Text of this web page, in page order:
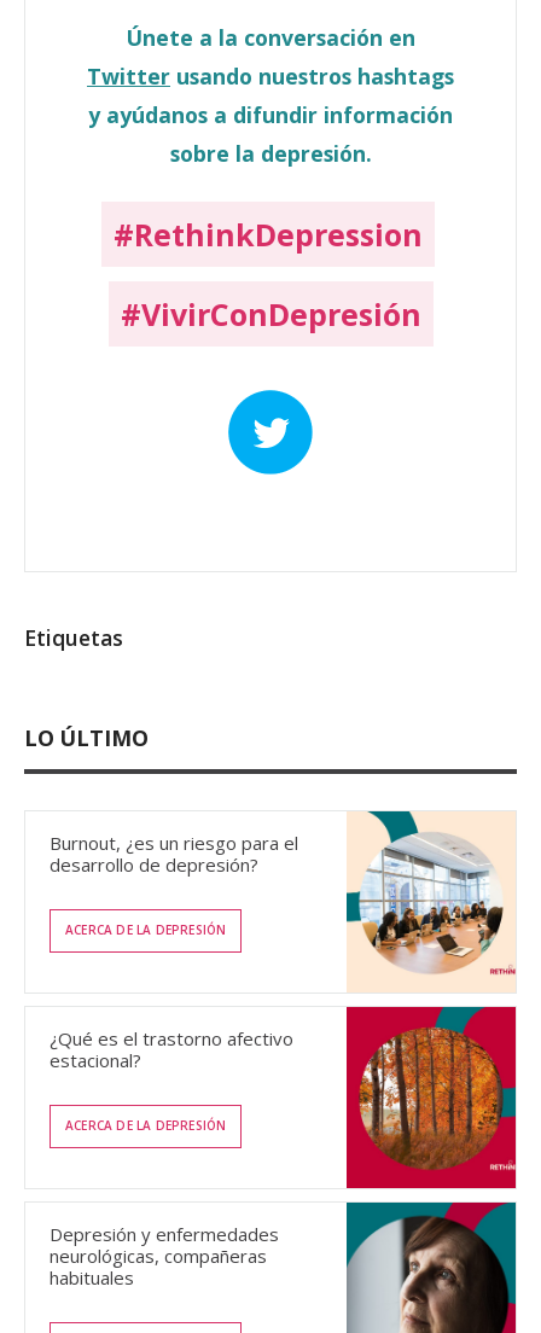
Únete a la conversación en
Twitter usando nuestros hashtags
y ayúdanos a difundir información
sobre la depresión.
#RethinkDepression
#VivirConDepresión
Etiquetas
LO ÚLTIMO
Burnout, ¿es un riesgo para el
desarrollo de depresión?
ACERCA DE LA DEPRESIÓN
¿Qué es el trastorno afectivo
estacional?
ACERCA DE LA DEPRESIÓN
Depresión y enfermedades
neurológicas, compañeras
habituales